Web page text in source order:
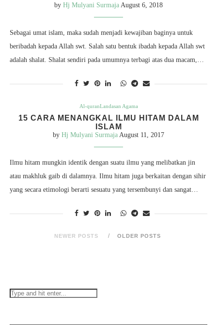
by Hj Mulyani Surmaja August 6, 2018
Sebagai umat islam, maka sudah menjadi kewajiban baginya untuk
beribadah kepada Allah swt. Salah satu bentuk ibadah kepada Allah swt
adalah shalat. Shalat sendiri pada umumnya terbagi atas dua macam,…
Al-quranLandasan Agama
15 CARA MENANGKAL ILMU HITAM DALAM
ISLAM
by Hj Mulyani Surmaja August 11, 2017
Ilmu hitam mungkin identik dengan suatu ilmu yang melibatkan jin
atau makhluk gaib di dalamnya. Ilmu hitam juga berkaitan dengan sihir
yang secara etimologi berarti sesuatu yang tersembunyi dan sangat…
NEWER POSTS OLDER POSTS